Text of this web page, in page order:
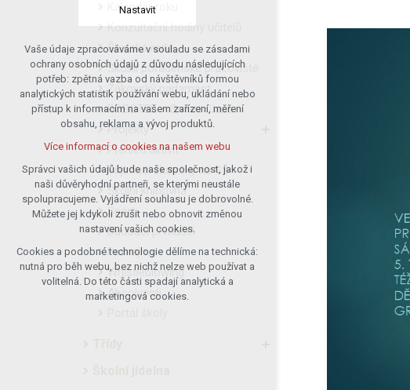
Kalendář roku
Konzultační hodiny učitelů
Školská rada
Školní poradenské pracoviště
Žákovský parlament
ROBOTEL – Smart Class
Projekty
Přehled aktivit
Přijímací zkoušky na SŠ
Školní knihovna
Sport
Budoucí prvňáčci
Pronájmy
Whistleblowing
Absolventi
Nastavit
Technická cookies
nutná pro provozování webu
udržení kontextu stránek (session):
případná přihlášení, volby jazyka, apod.
Volitelná cookies
analytická pro anonymizované
vyhodnocení návštěvnosti
marketingová cookies (Google)
Více informací o cookies na našem webu
Přijmout všechny cookies
Odmítnout vše
Vaše údaje zpracováváme v souladu se zásadami
ochrany osobních údajů z důvodu následujících
potřeb: zpětná vazba od návštěvníků formou
analytických statistik používání webu, ukládání nebo
přístup k informacím na vašem zařízení, měření
obsahu, reklama a vývoj produktů.
Více informací o cookies na našem webu
Správci vašich údajů bude naše společnost, jakož i
naši důvěryhodní partneři, se kterými neustále
spolupracujeme. Vyjádření souhlasu je dobrovolné.
Můžete jej kdykoli zrušit nebo obnovit změnou
nastavení vašich cookies.
Cookies a podobné technologie dělíme na technická:
nutná pro běh webu, bez nichž nelze web používat a
volitelná. Do této části spadají analytická a
marketingová cookies.